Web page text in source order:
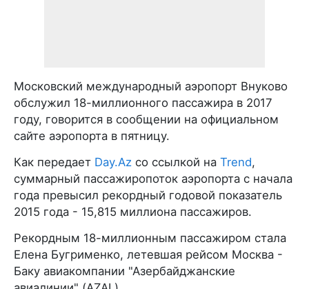
Московский международный аэропорт Внуково
обслужил 18-миллионного пассажира в 2017
году, говорится в сообщении на официальном
сайте аэропорта в пятницу.
Как передает Day.Az со ссылкой на Trend,
суммарный пассажиропоток аэропорта с начала
года превысил рекордный годовой показатель
2015 года - 15,815 миллиона пассажиров.
Рекордным 18-миллионным пассажиром стала
Елена Бугрименко, летевшая рейсом Москва -
Баку авиакомпании "Азербайджанские